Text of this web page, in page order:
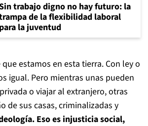
trabajo digno no hay futuro: la
de la flexibilidad laboral
para la juventud
estamos en esta tierra. Con ley o
igual. Pero mientras unas pueden
o viajar al extranjero, otras
de sus casas, criminalizadas y
Eso es injusticia social,